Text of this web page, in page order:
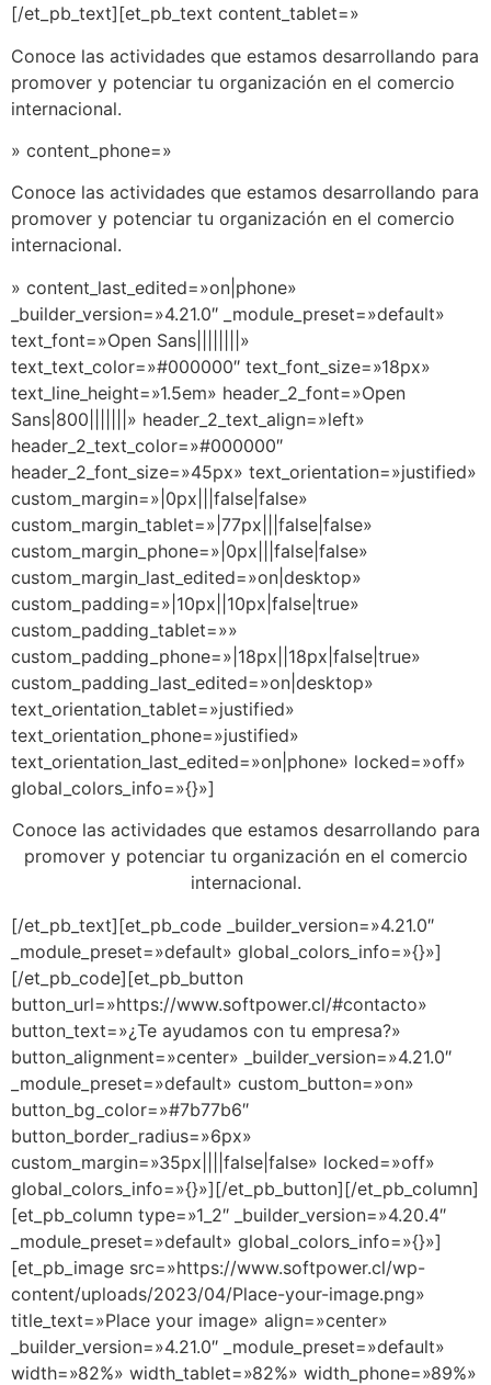
[/et_pb_text][et_pb_text content_tablet=»
Conoce las actividades que estamos desarrollando para
promover y potenciar tu organización en el comercio
internacional.
» content_phone=»
Conoce las actividades que estamos desarrollando para
promover y potenciar tu organización en el comercio
internacional.
» content_last_edited=»on|phone»
_builder_version=»4.21.0″ _module_preset=»default»
text_font=»Open Sans||||||||»
text_text_color=»#000000″ text_font_size=»18px»
text_line_height=»1.5em» header_2_font=»Open
Sans|800|||||||» header_2_text_align=»left»
header_2_text_color=»#000000″
header_2_font_size=»45px» text_orientation=»justified»
custom_margin=»|0px|||false|false»
custom_margin_tablet=»|77px|||false|false»
custom_margin_phone=»|0px|||false|false»
custom_margin_last_edited=»on|desktop»
custom_padding=»|10px||10px|false|true»
custom_padding_tablet=»»
custom_padding_phone=»|18px||18px|false|true»
custom_padding_last_edited=»on|desktop»
text_orientation_tablet=»justified»
text_orientation_phone=»justified»
text_orientation_last_edited=»on|phone» locked=»off»
global_colors_info=»{}»]
Conoce las actividades que estamos desarrollando para
promover y potenciar tu organización en el comercio
internacional.
[/et_pb_text][et_pb_code _builder_version=»4.21.0″
_module_preset=»default» global_colors_info=»{}»]
[/et_pb_code][et_pb_button
button_url=»https://www.softpower.cl/#contacto»
button_text=»¿Te ayudamos con tu empresa?»
button_alignment=»center» _builder_version=»4.21.0″
_module_preset=»default» custom_button=»on»
button_bg_color=»#7b77b6″
button_border_radius=»6px»
custom_margin=»35px||||false|false» locked=»off»
global_colors_info=»{}»][/et_pb_button][/et_pb_column]
[et_pb_column type=»1_2″ _builder_version=»4.20.4″
_module_preset=»default» global_colors_info=»{}»]
[et_pb_image src=»https://www.softpower.cl/wp-
content/uploads/2023/04/Place-your-image.png»
title_text=»Place your image» align=»center»
_builder_version=»4.21.0″ _module_preset=»default»
width=»82%» width_tablet=»82%» width_phone=»89%»